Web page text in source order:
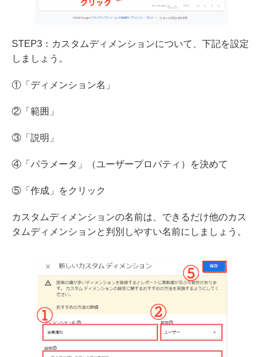
STEP3：カスタムディメンションについて、下記を設定
しましょう。
①「ディメンション名」
②「範囲」
③「説明」
④「パラメータ」（ユーザープロパティ）を決めて
⑤「作成」をクリック
カスタムディメンションの名前は、できるだけ他のカス
タムディメンションと判別しやすい名前にしましょう。